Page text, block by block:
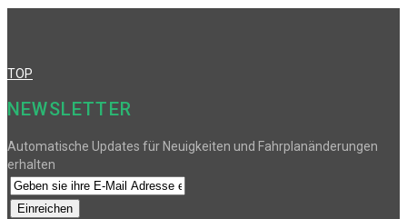
TOP
NEWSLETTER
Automatische Updates für Neuigkeiten und Fahrplanänderungen
erhalten